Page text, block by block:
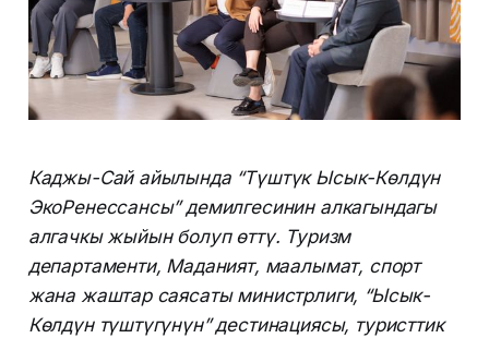
Каджы-Сай айылында “Түштүк Ысык-Көлдүн
ЭкоРенессансы” демилгесинин алкагындагы
алгачкы жыйын болуп өттү. Туризм
департаменти, Маданият, маалымат, спорт
жана жаштар саясаты министрлиги, “Ысык-
Көлдүн түштүгүнүн” дестинациясы, туристтик